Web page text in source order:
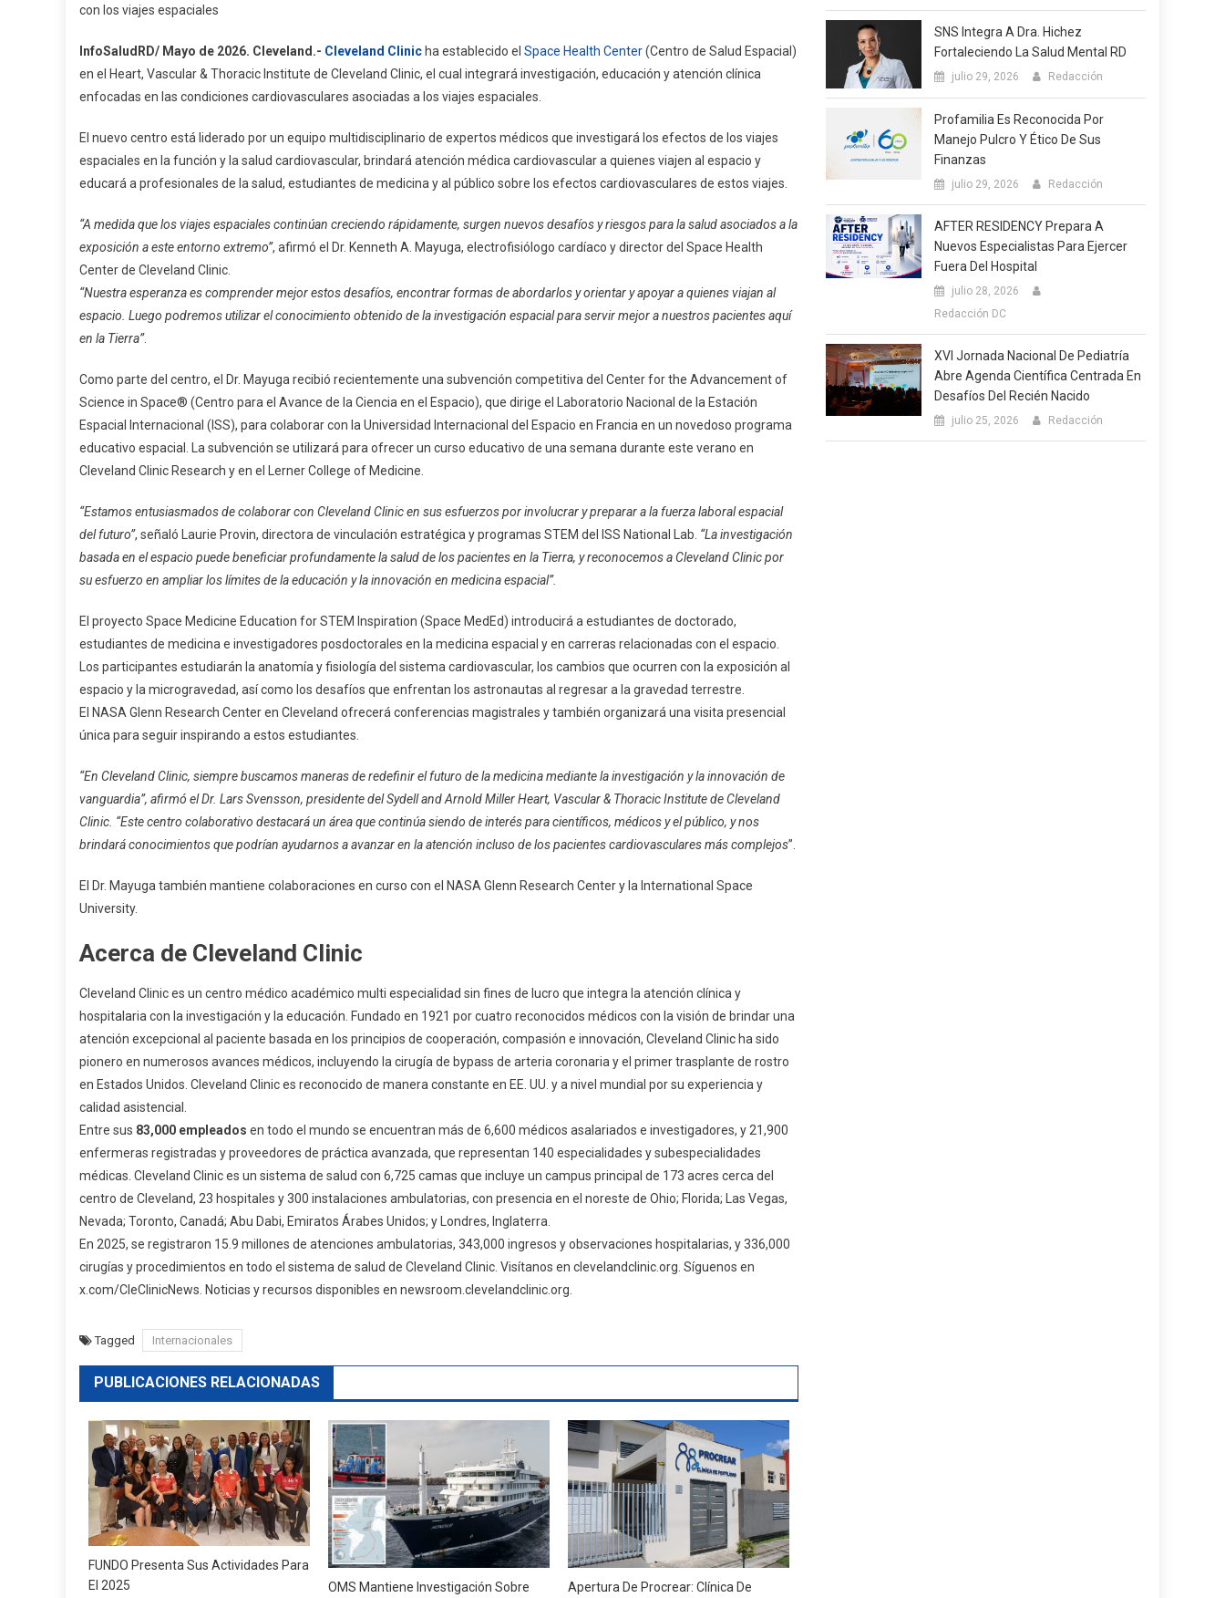
De
Salud
Espacial
con los viajes espaciales
InfoSaludRD/ Mayo de 2026. Cleveland.- Cleveland Clinic ha establecido el Space Health Center(Centro de Salud Espacial)
en el Heart, Vascular & Thoracic Institute de Cleveland Clinic, el cual integrará investigación, educación y atención clínica
enfocadas en las condiciones cardiovasculares asociadas a los viajes espaciales.
El nuevo centro está liderado por un equipo multidisciplinario de expertos médicos que investigará los efectos de los viajes
espaciales en la función y la salud cardiovascular, brindará atención médica cardiovascular a quienes viajen al espacio y
educará a profesionales de la salud, estudiantes de medicina y al público sobre los efectos cardiovasculares de estos viajes.
“A medida que los viajes espaciales continúan creciendo rápidamente, surgen nuevos desafíos y riesgos para la salud asociados a la
exposición a este entorno extremo”, afirmó el Dr. Kenneth A. Mayuga, electrofisiólogo cardíaco y director del Space Health
Center de Cleveland Clinic.
“Nuestra esperanza es comprender mejor estos desafíos, encontrar formas de abordarlos y orientar y apoyar a quienes viajan al
espacio. Luego podremos utilizar el conocimiento obtenido de la investigación espacial para servir mejor a nuestros pacientes aquí
en la Tierra”.
Como parte del centro, el Dr. Mayuga recibió recientemente una subvención competitiva del Center for the Advancement of
Science in Space® (Centro para el Avance de la Ciencia en el Espacio), que dirige el Laboratorio Nacional de la Estación
Espacial Internacional (ISS), para colaborar con la Universidad Internacional del Espacio en Francia en un novedoso programa
educativo espacial. La subvención se utilizará para ofrecer un curso educativo de una semana durante este verano en
Cleveland Clinic Research y en el Lerner College of Medicine.
“Estamos entusiasmados de colaborar con Cleveland Clinic en sus esfuerzos por involucrar y preparar a la fuerza laboral espacial
del futuro”, señaló Laurie Provin, directora de vinculación estratégica y programas STEM del ISS National Lab. “La investigación
basada en el espacio puede beneficiar profundamente la salud de los pacientes en la Tierra, y reconocemos a Cleveland Clinic por
su esfuerzo en ampliar los límites de la educación y la innovación en medicina espacial”.
El proyecto Space Medicine Education for STEM Inspiration (Space MedEd) introducirá a estudiantes de doctorado,
estudiantes de medicina e investigadores posdoctorales en la medicina espacial y en carreras relacionadas con el espacio.
Los participantes estudiarán la anatomía y fisiología del sistema cardiovascular, los cambios que ocurren con la exposición al
espacio y la microgravedad, así como los desafíos que enfrentan los astronautas al regresar a la gravedad terrestre.
El NASA Glenn Research Center en Cleveland ofrecerá conferencias magistrales y también organizará una visita presencial
única para seguir inspirando a estos estudiantes.
“En Cleveland Clinic, siempre buscamos maneras de redefinir el futuro de la medicina mediante la investigación y la innovación de
vanguardia”, afirmó el Dr. Lars Svensson, presidente del Sydell and Arnold Miller Heart, Vascular & Thoracic Institute de Cleveland
Clinic. “Este centro colaborativo destacará un área que continúa siendo de interés para científicos, médicos y el público, y nos
brindará conocimientos que podrían ayudarnos a avanzar en la atención incluso de los pacientes cardiovasculares más complejos”.
El Dr. Mayuga también mantiene colaboraciones en curso con el NASA Glenn Research Center y la International Space
University.
Acerca de Cleveland Clinic
Cleveland Clinic es un centro médico académico multi especialidad sin fines de lucro que integra la atención clínica y
hospitalaria con la investigación y la educación. Fundado en 1921 por cuatro reconocidos médicos con la visión de brindar una
atención excepcional al paciente basada en los principios de cooperación, compasión e innovación, Cleveland Clinic ha sido
pionero en numerosos avances médicos, incluyendo la cirugía de bypass de arteria coronaria y el primer trasplante de rostro
en Estados Unidos. Cleveland Clinic es reconocido de manera constante en EE. UU. y a nivel mundial por su experiencia y
calidad asistencial.
Entre sus 83,000 empleados en todo el mundo se encuentran más de 6,600 médicos asalariados e investigadores, y 21,900
enfermeras registradas y proveedores de práctica avanzada, que representan 140 especialidades y subespecialidades
médicas. Cleveland Clinic es un sistema de salud con 6,725 camas que incluye un campus principal de 173 acres cerca del
centro de Cleveland, 23 hospitales y 300 instalaciones ambulatorias, con presencia en el noreste de Ohio; Florida; Las Vegas,
Nevada; Toronto, Canadá; Abu Dabi, Emiratos Árabes Unidos; y Londres, Inglaterra.
En 2025, se registraron 15.9 millones de atenciones ambulatorias, 343,000 ingresos y observaciones hospitalarias, y 336,000
cirugías y procedimientos en todo el sistema de salud de Cleveland Clinic. Visítanos en clevelandclinic.org. Síguenos en
x.com/CleClinicNews. Noticias y recursos disponibles en newsroom.clevelandclinic.org.
Tagged Internacionales
PUBLICACIONES RELACIONADAS
FUNDO Presenta Sus Actividades Para
El 2025
OMS Mantiene Investigación Sobre
Apertura De Procrear: Clínica De
SNS Integra A Dra. Hichez
Fortaleciendo La Salud Mental RD
julio 29, 2026 Redacción
Profamilia Es Reconocida Por
Manejo Pulcro Y Ético De Sus
Finanzas
julio 29, 2026 Redacción
AFTER RESIDENCY Prepara A
Nuevos Especialistas Para Ejercer
Fuera Del Hospital
julio 28, 2026
Redacción DC
XVI Jornada Nacional De Pediatría
Abre Agenda Científica Centrada En
Desafíos Del Recién Nacido
julio 25, 2026 Redacción